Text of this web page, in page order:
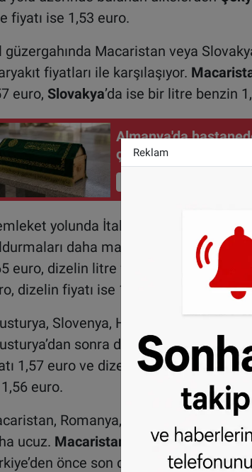
fiyatı ise 1,53 euro.
güzergahında Macaristan veya
fiyatları ile karşılaşıyor.
euro, Slovakya’da ise bir litre benzin
Almanya'da
çamaşır makinesinde
yolunda İtalya üzerinden
daha mantıklı bir seçenek
euro, dizelin litre fiyatı 1,62 euro.
dizelin fiyatı ise 1,75 euro.
Slovenya, Hırvatistan üzerinden
sonra doldururlarsa
1,57 euro ve dizel litre fiyatı 1,54
euro.
Romanya, Bulgaristan
ucuz. Macaristan
’da bir litre benzin
önce son durak olan
Reklam